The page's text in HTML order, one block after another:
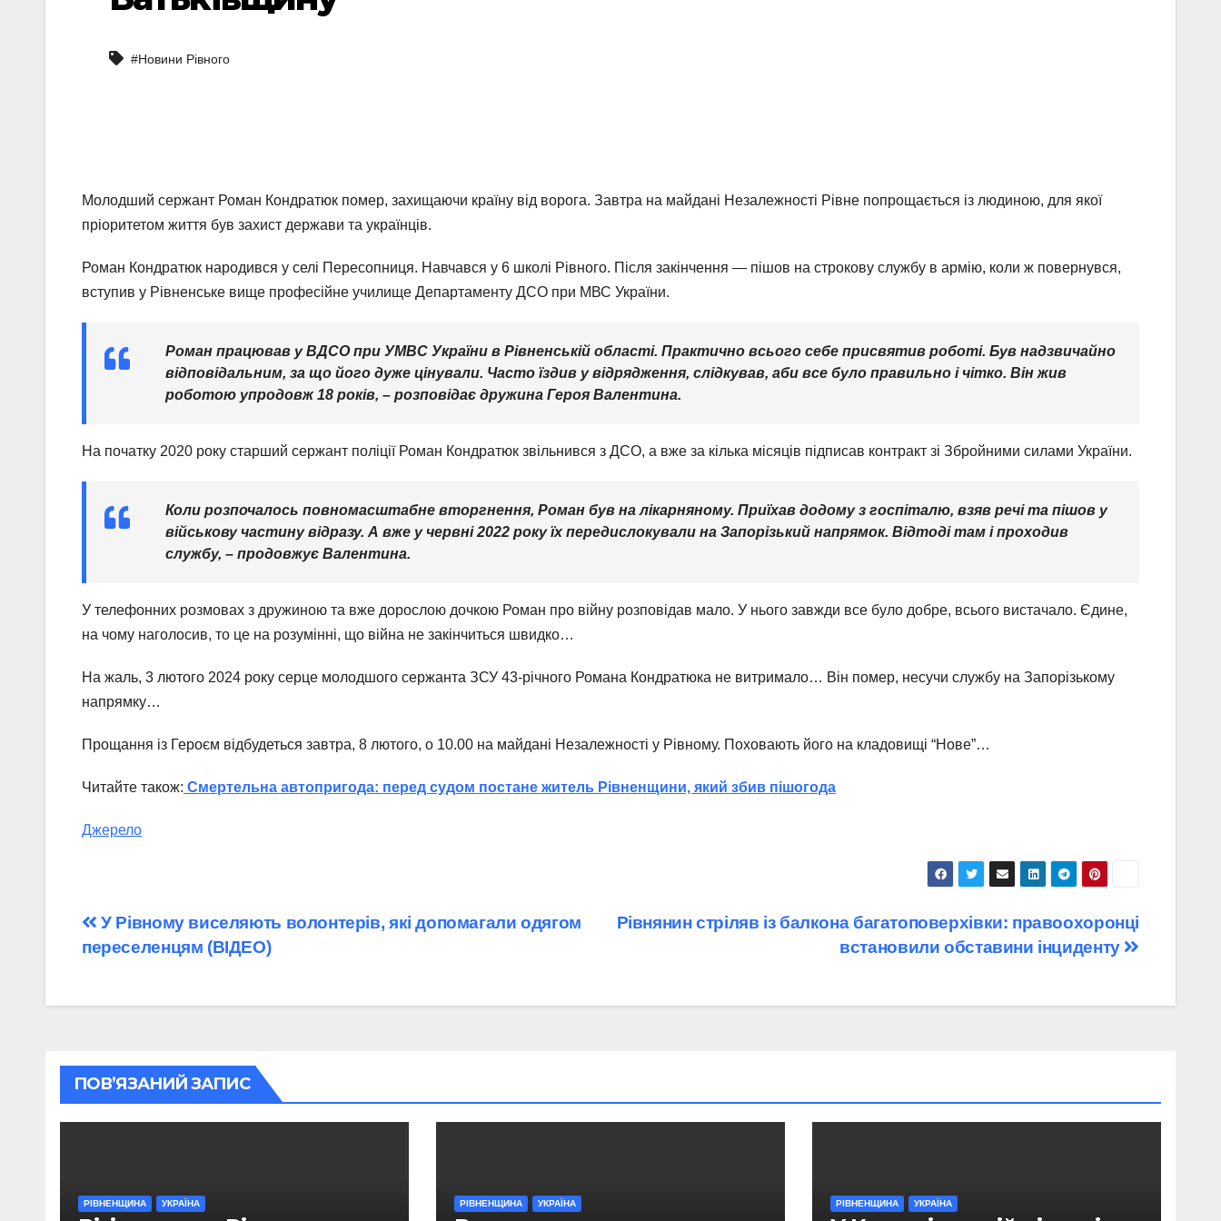
#Новини Рівного
Молодший сержант Роман Кондратюк помер, захищаючи країну від ворога. Завтра на майдані Незалежності Рівне попрощається із людиною, для якої
пріоритетом життя був захист держави та українців.
Роман Кондратюк народився у селі Пересопниця. Навчався у 6 школі Рівного. Після закінчення — пішов на строкову службу в армію, коли ж повернувся,
вступив у Рівненське вище професійне училище Департаменту ДСО при МВС України.
Роман працював у ВДСО при УМВС України в Рівненській області. Практично всього себе присвятив роботі. Був надзвичайно
відповідальним, за що його дуже цінували. Часто їздив у відрядження, слідкував, аби все було правильно і чітко. Він жив
роботою упродовж 18 років, – розповідає дружина Героя Валентина.
На початку 2020 року старший сержант поліції Роман Кондратюк звільнився з ДСО, а вже за кілька місяців підписав контракт зі Збройними силами України.
Коли розпочалось повномасштабне вторгнення, Роман був на лікарняному. Приїхав додому з госпіталю, взяв речі та пішов у
військову частину відразу. А вже у червні 2022 року їх передислокували на Запорізький напрямок. Відтоді там і проходив
службу, – продовжує Валентина.
У телефонних розмовах з дружиною та вже дорослою дочкою Роман про війну розповідав мало. У нього завжди все було добре, всього вистачало. Єдине,
на чому наголосив, то це на розумінні, що війна не закінчиться швидко…
На жаль, 3 лютого 2024 року серце молодшого сержанта ЗСУ 43-річного Романа Кондратюка не витримало… Він помер, несучи службу на Запорізькому
напрямку…
Прощання із Героєм відбудеться завтра, 8 лютого, о 10.00 на майдані Незалежності у Рівному. Поховають його на кладовищі “Нове”…
Читайте також: Смертельна автопригода: перед судом постане житель Рівненщини, який збив пішогода
Джерело
Навігація
записів
Рівнянин стріляв із балкона багатоповерхівки: правоохоронці
встановили обставини інциденту
У Рівному виселяють волонтерів, які допомагали одягом
переселенцям (ВІДЕО)
ПОВ’ЯЗАНИЙ ЗАПИС
РІВНЕНЩИНА УКРАЇНА РІВНЕНЩИНА УКРАЇНА РІВНЕНЩИНА УКРАЇНА